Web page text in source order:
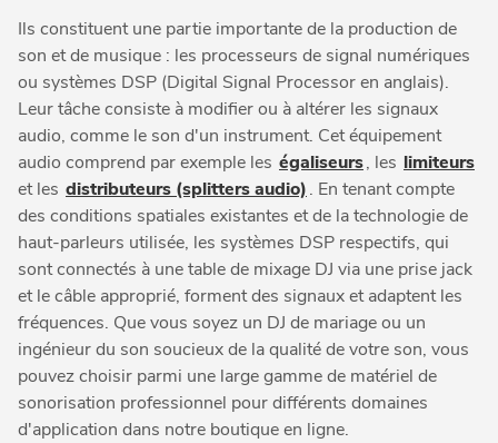
Ils constituent une partie importante de la production de
son et de musique : les processeurs de signal numériques
ou systèmes DSP (Digital Signal Processor en anglais).
Leur tâche consiste à modifier ou à altérer les signaux
audio, comme le son d'un instrument. Cet équipement
audio comprend par exemple les égaliseurs, les limiteurs
et les distributeurs (splitters audio). En tenant compte
des conditions spatiales existantes et de la technologie de
haut-parleurs utilisée, les systèmes DSP respectifs, qui
sont connectés à une table de mixage DJ via une prise jack
et le câble approprié, forment des signaux et adaptent les
fréquences. Que vous soyez un DJ de mariage ou un
ingénieur du son soucieux de la qualité de votre son, vous
pouvez choisir parmi une large gamme de matériel de
sonorisation professionnel pour différents domaines
d'application dans notre boutique en ligne.